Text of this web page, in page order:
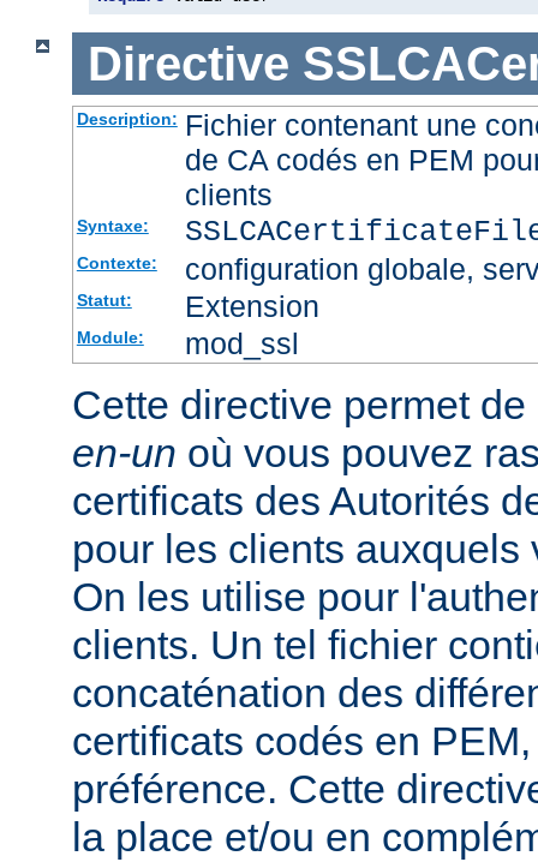
Directive
Description: Fichier contenant une
de CA codés en PEM
clients
Syntaxe:
Contexte: configuration globale,
Statut: Extension
Module: mod_ssl
Cette directive permet
en-un où vous pouvez
certificats des Autorités
pour les clients auxquels
On les utilise pour
clients. Un tel fichier
concaténation des
certificats codés en
préférence. Cette
la place et/ou en